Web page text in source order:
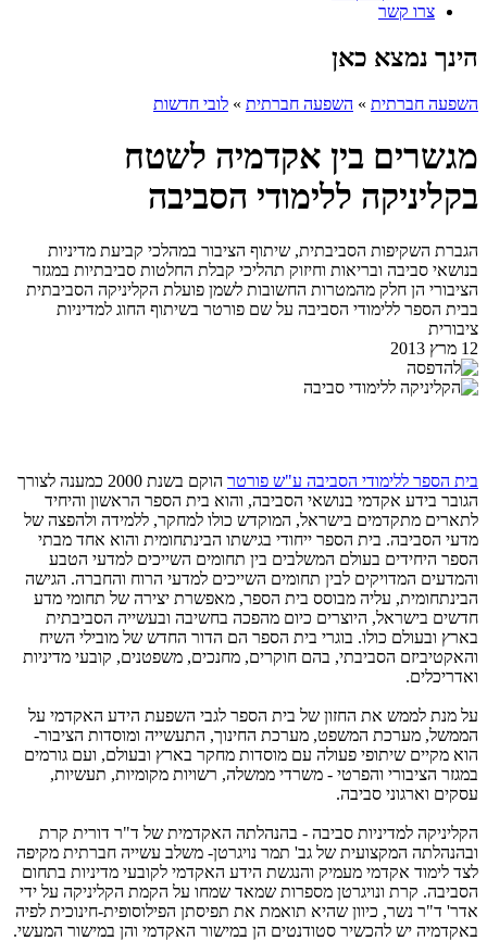
צרו קשר
הינך נמצא כאן
השפעה חברתית » השפעה חברתית » לובי חדשות
מגשרים בין אקדמיה לשטח
בקליניקה ללימודי הסביבה
הגברת השקיפות הסביבתית, שיתוף הציבור במהלכי קביעת מדיניות
בנושאי סביבה ובריאות וחיזוק תהליכי קבלת החלטות סביבתיות במגזר
הציבורי הן חלק מהמטרות החשובות לשמן פועלת הקליניקה הסביבתית
בבית הספר ללימודי הסביבה על שם פורטר בשיתוף החוג למדיניות
ציבורית
12 מרץ 2013
בית הספר ללימודי הסביבה ע"ש פורטר
הוקם בשנת 2000 כמענה לצורך
הגובר בידע אקדמי בנושאי הסביבה, והוא בית הספר הראשון והיחיד
לתארים מתקדמים בישראל, המוקדש כולו למחקר, ללמידה ולהפצה של
מדעי הסביבה. בית הספר ייחודי בגישתו הבינתחומית והוא אחד מבתי
הספר היחידים בעולם המשלבים בין תחומים השייכים למדעי הטבע
והמדעים המדויקים לבין תחומים השייכים למדעי הרוח והחברה. הגישה
הבינתחומית, עליה מבוסס בית הספר, מאפשרת יצירה של תחומי מדע
חדשים בישראל, היוצרים כיום מהפכה בחשיבה ובעשייה הסביבתית
בארץ ובעולם כולו. בוגרי בית הספר הם הדור החדש של מובילי השיח
והאקטיביזם הסביבתי, בהם חוקרים, מחנכים, משפטנים, קובעי מדיניות
ואדריכלים.
על מנת לממש את החזון של בית הספר לגבי השפעת הידע האקדמי על
הממשל, מערכת המשפט, מערכת החינוך, התעשייה ומוסדות הציבור-
הוא מקיים שיתופי פעולה עם מוסדות מחקר בארץ ובעולם, ועם גורמים
במגזר הציבורי והפרטי - משרדי ממשלה, רשויות מקומיות, תעשיות,
עסקים וארגוני סביבה.
הקליניקה למדיניות סביבה - בהנהלתה האקדמית של ד"ר דורית קרת
ובהנהלתה המקצועית של גב' תמר נויגרטן- משלב עשייה חברתית מקיפה
לצד לימוד אקדמי מעמיק והנגשת הידע האקדמי לקובעי מדיניות בתחום
הסביבה. קרת ונויגרטן מספרות שמאד שמחו על הקמת הקליניקה על ידי
אדר' ד"ר נשר, כיוון שהיא תואמת את תפיסתן הפילוסופית-חינוכית לפיה
באקדמיה יש להכשיר סטודנטים הן במישור האקדמי והן במישור המעשי.